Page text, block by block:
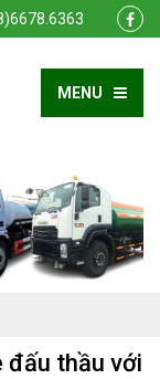
MENU
đấu thầu với